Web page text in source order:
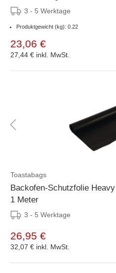
3 - 5 Werktage
Produktgewicht (kg): 0.22
23,06 €
27,44 € inkl. MwSt.
Toastabags
Backofen-Schutzfolie
1 Meter
3 - 5 Werktage
26,95 €
32,07 € inkl. MwSt.